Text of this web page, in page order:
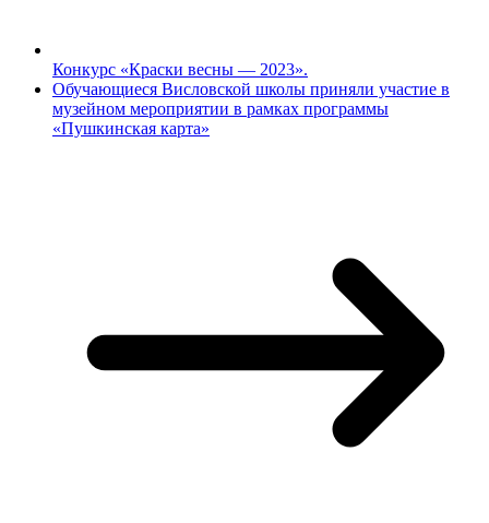
Конкурс «Краски весны — 2023».
Обучающиеся Висловской школы приняли участие в
музейном мероприятии в рамках программы
«Пушкинская карта»